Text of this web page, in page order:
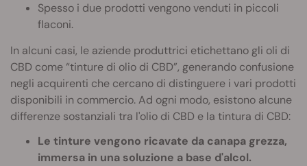
Spesso i due prodotti vengono venduti in piccoli
flaconi.
In alcuni casi, le aziende produttrici etichettano gli oli di
CBD come “tinture di olio di CBD”, generando confusione
negli acquirenti che cercano di distinguere i vari prodotti
disponibili in commercio. Ad ogni modo, esistono alcune
differenze sostanziali tra l'olio di CBD e la tintura di CBD:
Le tinture vengono ricavate da canapa grezza,
immersa in una soluzione a base d'alcol.